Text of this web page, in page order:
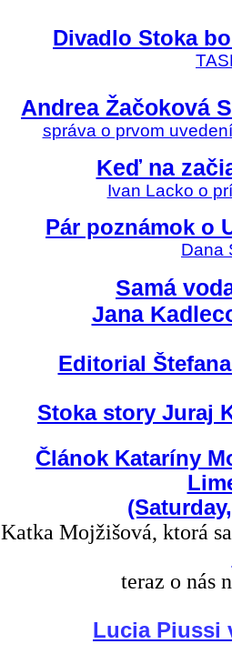
Divadlo Stoka
Andrea Žačoková
správa o prvom
Keď na
Ivan Lacko o
Pár poznámok o
Dana
Samá
Jana
Editorial
Stoka story Juraj
Článok Kataríny
Katka Mojžišová, ktorá
teraz o nás
Lucia Piussi